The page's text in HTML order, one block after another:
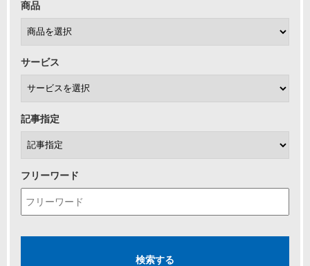
商品
サービス
記事指定
フリーワード